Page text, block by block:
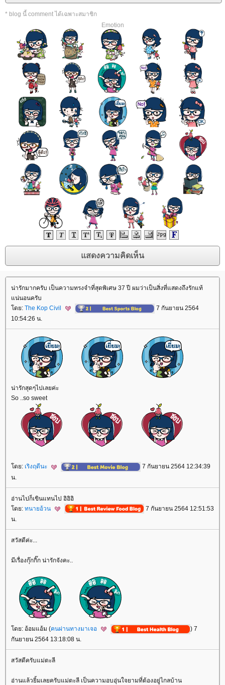
* blog นี้ comment ได้เฉพาะสมาชิก
Emotion
น่ารักมากครับ เป็นความทรงจำที่สุดพิเศษ 37 ปี ผมว่าเป็นสิ่งที่แสดงถึงรักแท้
น่นอนครับ
ดย: The Kop Civil
7 กันยายน 2564
10:54:26 น.
น่ารักสุดๆไปเลยค่ะ
So ..so sweet
ดย: เริงฤดีนะ
7 กันยายน 2564 12:34:39
น.
อ่านไปก็เขินแทนไป อิอิอิ
ดย: ทนายอ้วน
7 กันยายน 2564 12:51:53
น.
สวัสดีค่ะ...
มีเรื่องกุ๊กกิ๊ก น่ารักจังคะ..
ดย: อ้อมแอ้ม (คนผ่านทางมาเจอ
) 7
กันยายน 2564 13:18:08 น.
สวัสดีครับแม่ตะลี
อ่านแล้วยิ้มเลยครับแม่ตะลี เป็นความอบอุ่นใจยามที่ต้องอยู่ไกลบ้าน